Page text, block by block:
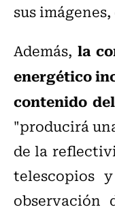
sus
Además, la
energético
contenido
"producirá
de la
telescopios
observación